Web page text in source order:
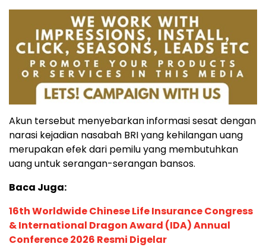
Akun tersebut menyebarkan informasi sesat dengan
narasi kejadian nasabah BRI yang kehilangan uang
merupakan efek dari pemilu yang membutuhkan
uang untuk serangan-serangan bansos.
Baca Juga:
16th Worldwide Chinese Life Insurance Congress
& International Dragon Award (IDA) Annual
Conference 2026 Resmi Digelar